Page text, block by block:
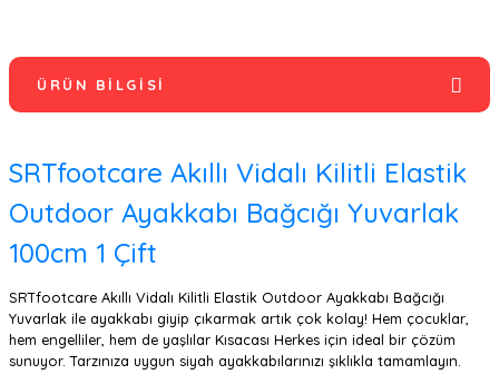
ÜRÜN BILGISI
SRTfootcare Akıllı Vidalı Kilitli Elastik
Outdoor Ayakkabı Bağcığı Yuvarlak
100cm 1 Çift
SRTfootcare Akıllı Vidalı Kilitli Elastik Outdoor Ayakkabı Bağcığı
Yuvarlak ile ayakkabı giyip çıkarmak artık çok kolay! Hem çocuklar,
hem engelliler, hem de yaşlılar Kısacası Herkes için ideal bir çözüm
sunuyor. Tarzınıza uygun siyah ayakkabılarınızı şıklıkla tamamlayın.